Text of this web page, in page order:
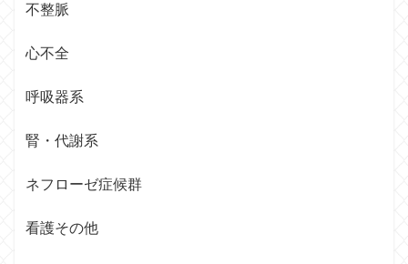
不整脈
心不全
呼吸器系
腎・代謝系
ネフローゼ症候群
看護その他